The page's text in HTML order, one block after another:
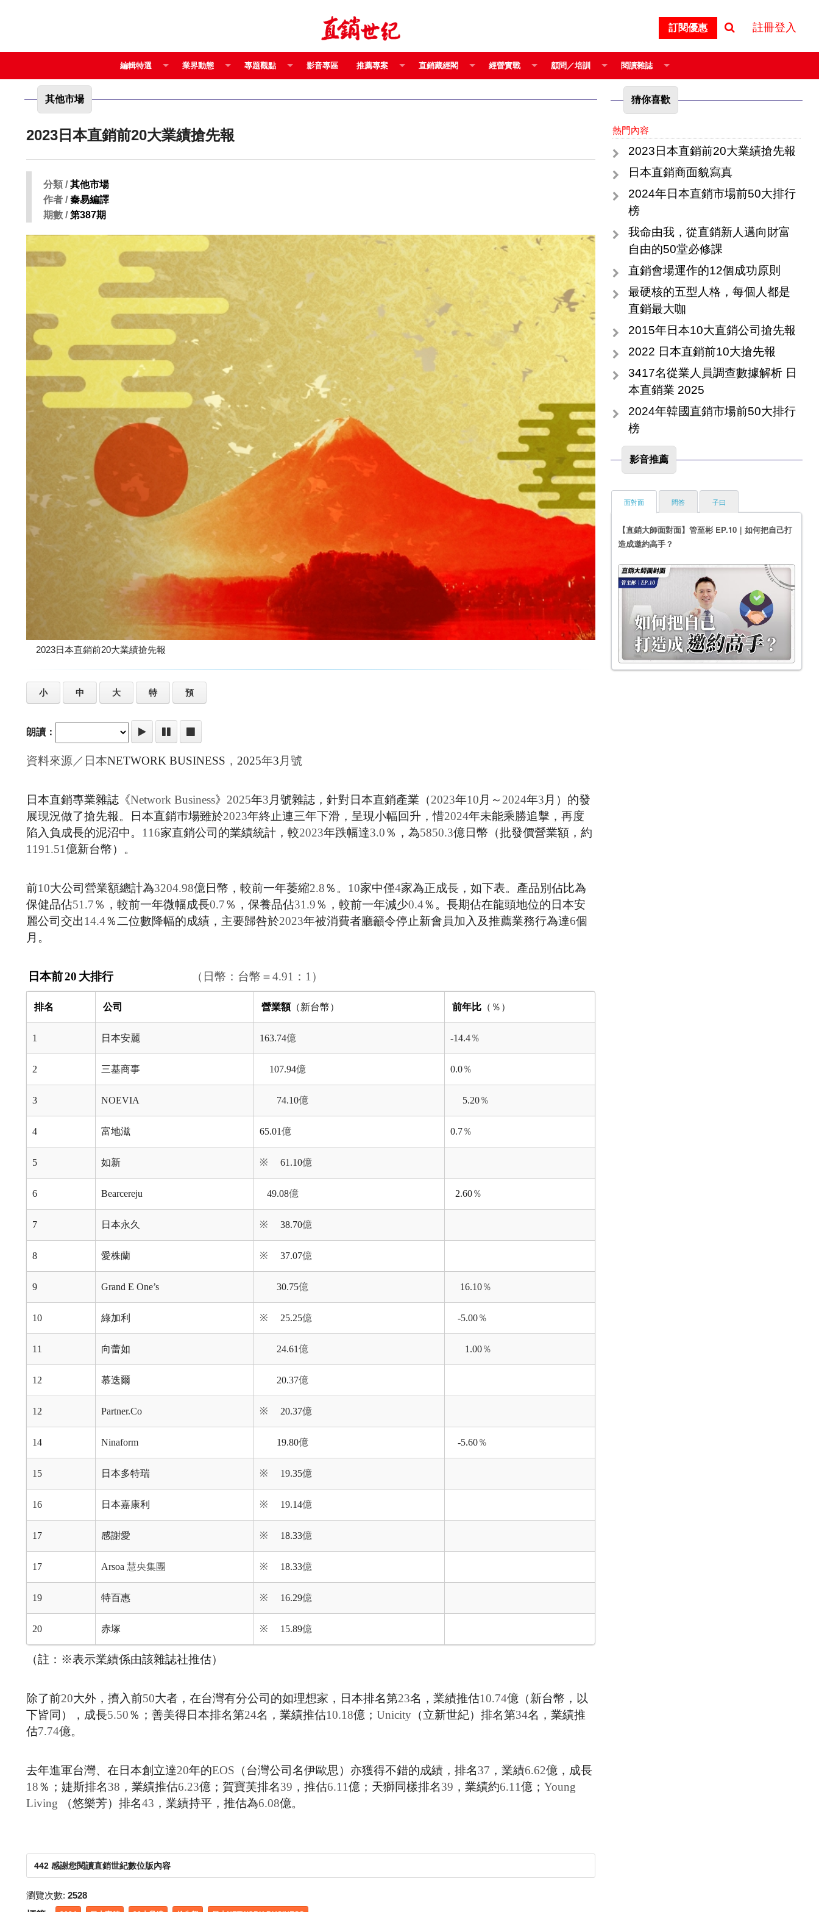
訂閱優惠 註冊登入
編輯特選 業界動態 專題觀點 影音專區 推薦專案 直銷藏經閣 經營實戰 顧問／培訓 閱讀雜誌
其他市場
2023日本直銷前20大業績搶先報
分類 /其他市場
作者 /秦易編譯
期數 /第387期
2023日本直銷前20大業績搶先報
小 中 大 特 預
朗讀：
資料來源／日本NETWORK BUSINESS ， 2025年3月號
日本直銷專業雜誌《Network Business》 2025年3月號雜誌，針對日本直銷產業（2023年10月～2024年3月）的發
展現況做了搶先報。日本直銷巿場雖於2023年終止連三年下滑，呈現小幅回升，惜2024年未能乘勝追擊，再度
陷入負成長的泥沼中。 116家直銷公司的業績統計，較2023年跌幅達3.0％，為5850.3億日幣（批發價營業額，約
1191.51億新台幣）。
前10大公司營業額總計為3204.98億日幣，較前一年萎縮2.8％。 10家中僅4家為正成長，如下表。產品別佔比為
保健品佔51.7％，較前一年微幅成長0.7％，保養品佔31.9％，較前一年減少0.4％。長期佔在龍頭地位的日本安
麗公司交出14.4％二位數降幅的成績，主要歸咎於2023年被消費者廳籲令停止新會員加入及推薦業務行為達6個
月。
日本前20 大排行 （日幣：台幣＝4.91 ： 1）
排名 公司 營業額（新台幣） 前年比 （％）
1 日本安麗 163.74億 -14.4％
2 三基商事 107.94億 0.0％
3 NOEVIA 74.10億 5.20％
4 富地滋 65.01億 0.7％
5 如新 ※ 61.10億
6 Bearcereju 49.08億 2.60％
7 日本永久 ※ 38.70億
8 愛株蘭 ※ 37.07億
9 Grand E One’s 30.75億 16.10％
10 綠加利 ※ 25.25億 -5.00％
11 向蕾如 24.61億 1.00％
12 慕迭爾 20.37億
12 Partner.Co ※ 20.37億
14 Ninaform 19.80億 -5.60％
15 日本多特瑞 ※ 19.35億
16 日本嘉康利 ※ 19.14億
17 感謝愛 ※ 18.33億
17 Arsoa慧央集團 ※ 18.33億
19 特百惠 ※ 16.29億
20 赤塚 ※ 15.89億
（註：※表示業績係由該雜誌社推估）
除了前20大外，擠入前50大者，在台灣有分公司的如理想家，日本排名第23名，業績推估10.74億（新台幣，以
下皆同），成長5.50％；善美得日本排名第24名，業績推估10.18億； Unicity （立新世紀）排名第34名，業績推
估7.74億。
去年進軍台灣、在日本創立達20年的EOS （台灣公司名伊歐思）亦獲得不錯的成績，排名37 ，業績6.62億，成長
18％；婕斯排名38 ，業績推估6.23億；賀寶芙排名39 ，推估6.11億；天獅同樣排名39 ，業績約6.11億； Young
Living
（悠樂芳）排名43 ，業績持平，推估為6.08億。
442 感謝您閱讀直銷世紀數位版內容
瀏覽次數: 2528
猜你喜歡
熱門內容
2023日本直銷前20大業績搶先報
日本直銷商面貌寫真
2024年日本直銷市場前50大排行
榜
我命由我，從直銷新人邁向財富
自由的50堂必修課
直銷會場運作的12個成功原則
最硬核的五型人格，每個人都是
直銷最大咖
2015年日本10大直銷公司搶先報
2022 日本直銷前10大搶先報
3417名從業人員調查數據解析 日
本直銷業 2025
2024年韓國直銷市場前50大排行
榜
影音推薦
面對面
【直銷大師面對面】管至彬 EP.10｜如何把自己打
造成邀約高手？
問答 子曰